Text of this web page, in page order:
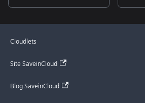
Cloudlets
Site SaveinCloud
Blog SaveinCloud